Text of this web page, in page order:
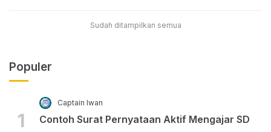
Sudah ditampilkan semua
Populer
1
Captain Iwan
Contoh Surat Pernyataan Aktif Mengajar SD